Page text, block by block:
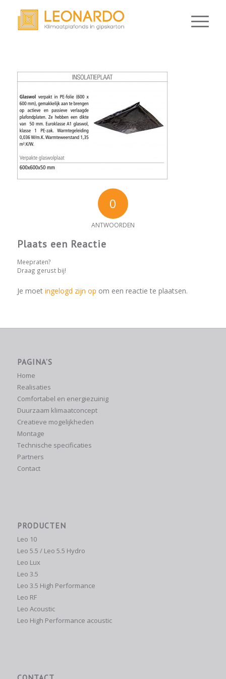
0
ANTWOORDEN
Plaats een Reactie
Meepraten?
Draag gerust bij!
Je moet ingelogd zijn op om een reactie te plaatsen.
PAGINA’S
Home
Realisaties
Comfortabel en energiezuinig
Duurzaam klimaatconcept
Creatieve mogelijkheden
Montage
Technische specificaties
Partners
Contact
PRODUCTEN
Leo 10
Leo 5.5 / Leo 5.5 Hydro
Leo Lux
Leo 3.5
Leo 3.5 High Performance
Leo RF
Leo Acoustic
Leo High Performance acoustic